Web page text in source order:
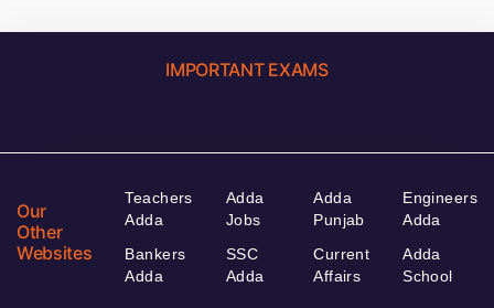
IMPORTANT EXAMS
Our
Other
Websites
Teachers
Adda
Bankers
Adda
Adda
Jobs
SSC
Adda
Adda
Punjab
Current
Affairs
Engineers
Adda
Adda
School